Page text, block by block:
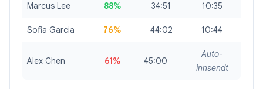
Marcus Lee 88% 34:51 10:35
Sofia Garcia 76% 44:02 10:44
Alex Chen 61% 45:00
Auto-
innsendt